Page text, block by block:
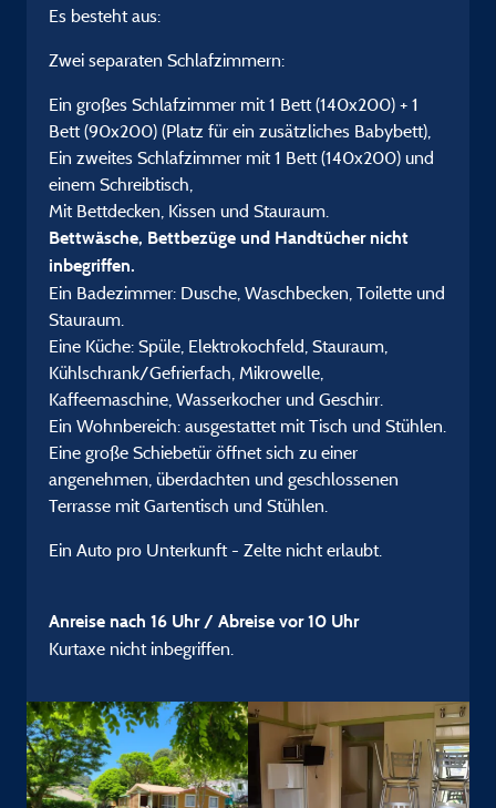
Es besteht aus:
Zwei separaten Schlafzimmern:
Ein großes Schlafzimmer mit 1 Bett (140x200) + 1
Bett (90x200) (Platz für ein zusätzliches Babybett),
Ein zweites Schlafzimmer mit 1 Bett (140x200) und
einem Schreibtisch,
Mit Bettdecken, Kissen und Stauraum.
Bettwäsche, Bettbezüge und Handtücher nicht
inbegriffen.
Ein Badezimmer: Dusche, Waschbecken, Toilette und
Stauraum.
Eine Küche: Spüle, Elektrokochfeld, Stauraum,
Kühlschrank/Gefrierfach, Mikrowelle,
Kaffeemaschine, Wasserkocher und Geschirr.
Ein Wohnbereich: ausgestattet mit Tisch und Stühlen.
Eine große Schiebetür öffnet sich zu einer
angenehmen, überdachten und geschlossenen
Terrasse mit Gartentisch und Stühlen.
Ein Auto pro Unterkunft - Zelte nicht erlaubt.
Anreise nach 16 Uhr / Abreise vor 10 Uhr
Kurtaxe nicht inbegriffen.